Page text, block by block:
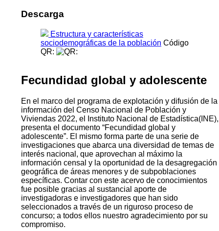
Descarga
Estructura y características
sociodemográficas de la población Código
QR:
Fecundidad global y adolescente
En el marco del programa de explotación y difusión de la
información del Censo Nacional de Población y
Viviendas 2022, el Instituto Nacional de Estadística(INE),
presenta el documento “Fecundidad global y
adolescente”. El mismo forma parte de una serie de
investigaciones que abarca una diversidad de temas de
interés nacional, que aprovechan al máximo la
información censal y la oportunidad de la desagregación
geográfica de áreas menores y de subpoblaciones
específicas. Contar con este acervo de conocimientos
fue posible gracias al sustancial aporte de
investigadoras e investigadores que han sido
seleccionados a través de un riguroso proceso de
concurso; a todos ellos nuestro agradecimiento por su
compromiso.